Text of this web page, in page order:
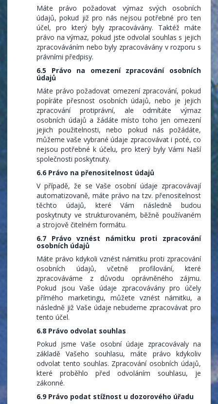
Máte právo požadovat výmaz svých osobních
údajů, pokud již pro nás nejsou potřebné pro ten
účel, pro který byly zpracovávány. Taktéž máte
právo na výmaz, pokud jste odvolal souhlas s jejich
zpracováváním nebo byly zpracovávány v rozporu s
právními předpisy.
6.5 Právo na omezení zpracování osobních
údajů
Máte právo požadovat omezení zpracování, pokud
popíráte přesnost osobních údajů, nebo je jejich
zpracování protiprávní, ale odmítáte výmaz
osobních údajů a žádáte místo toho jen omezení
jejich použitelnosti, nebo pokud nás požádáte,
můžeme vaše vybrané údaje zpracovávat i poté, co
nejsou potřebné k účelu, pro který byly Vámi Naší
společnosti poskytnuty.
6.6 Právo na přenositelnost údajů
V případě, že se Vaše osobní údaje zpracovávají
automatizovaně, máte právo na tzv. přenositelnost
těchto údajů, které Vám následně budou
poskytnuty ve strukturovaném, běžně používaném
a strojově čitelném formátu.
6.7 Právo vznést námitku proti zpracování
osobních údajů
Máte právo kdykoli vznést námitku proti zpracování
osobních údajů, včetně profilování, které
zpracováváme z důvodu oprávněného zájmu.
Pokud jsou Vaše údaje zpracovávány pro účely
přímého marketingu, můžete vznést námitku, a
následně již Vaše údaje nebudeme zpracovávat pro
tento účel.
6.8 Právo odvolat souhlas
Pokud jsme Vaše osobní údaje zpracovávaly na
základě Vašeho souhlasu, máte právo kdykoliv
odvolat tento souhlas. Zpracování osobních údajů,
které proběhlo před odvoláním souhlasu, je
zákonné.
6.9 Právo podat stížnost u dozorového úřadu